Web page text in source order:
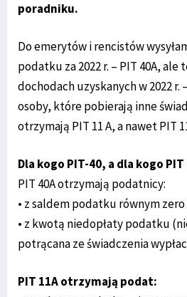
poradniku.
Do emerytów i rencistów
podatku za 2022 r. – PIT 40A, ale
dochodach uzyskanych w 2022 r.
osoby, które pobierają inne
otrzymają PIT 11 A, a nawet PIT
Dla kogo PIT-40, a dla kogo PIT
PIT 40A otrzymają podatnicy:
• z saldem podatku równym zero
• z kwotą niedopłaty podatku
potrącana ze świadczenia
PIT 11A otrzymają podat: